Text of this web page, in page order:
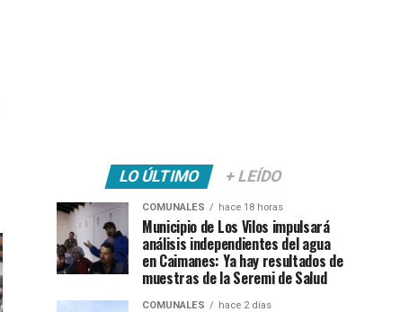
LO ÚLTIMO + LEÍDO
COMUNALES hace 18 horas
Municipio de Los Vilos impulsará
análisis independientes del agua
en Caimanes: Ya hay resultados de
muestras de la Seremi de Salud
COMUNALES hace 2 días